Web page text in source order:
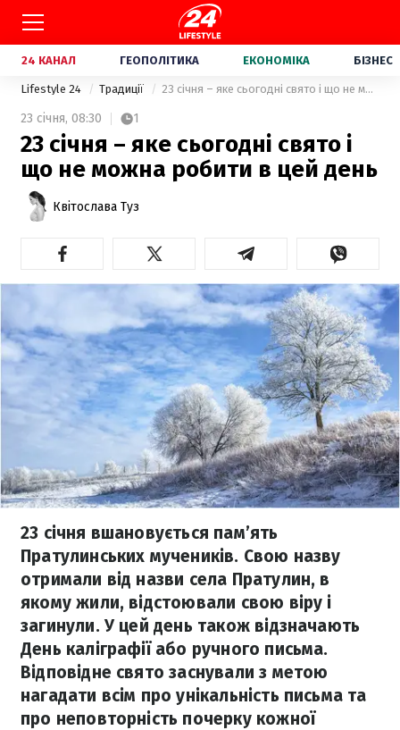
24 КАНАЛ ГЕОПОЛІТИКА ЕКОНОМІКА БІЗНЕС
Lifestyle 24 Традиції 23 січня – яке сьогодні свято і що не можна робити в цей день
23 січня, 08:30 1
23 січня – яке сьогодні свято і
що не можна робити в цей день
Квітослава Туз
23 січня вшановується пам’ять
Пратулинських мучеників. Свою назву
отримали від назви села Пратулин, в
якому жили, відстоювали свою віру і
загинули. У цей день також відзначають
День каліграфії або ручного письма.
Відповідне свято заснували з метою
нагадати всім про унікальність письма та
про неповторність почерку кожної